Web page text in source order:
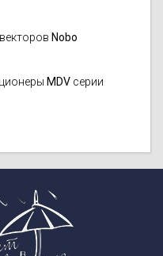
Nobo
MDV серии